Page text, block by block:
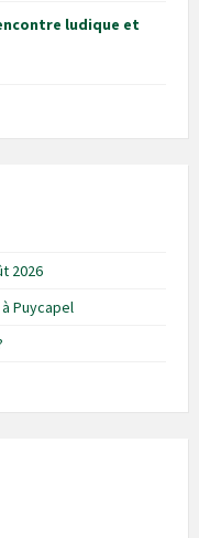
ludique et
2026
Puycapel